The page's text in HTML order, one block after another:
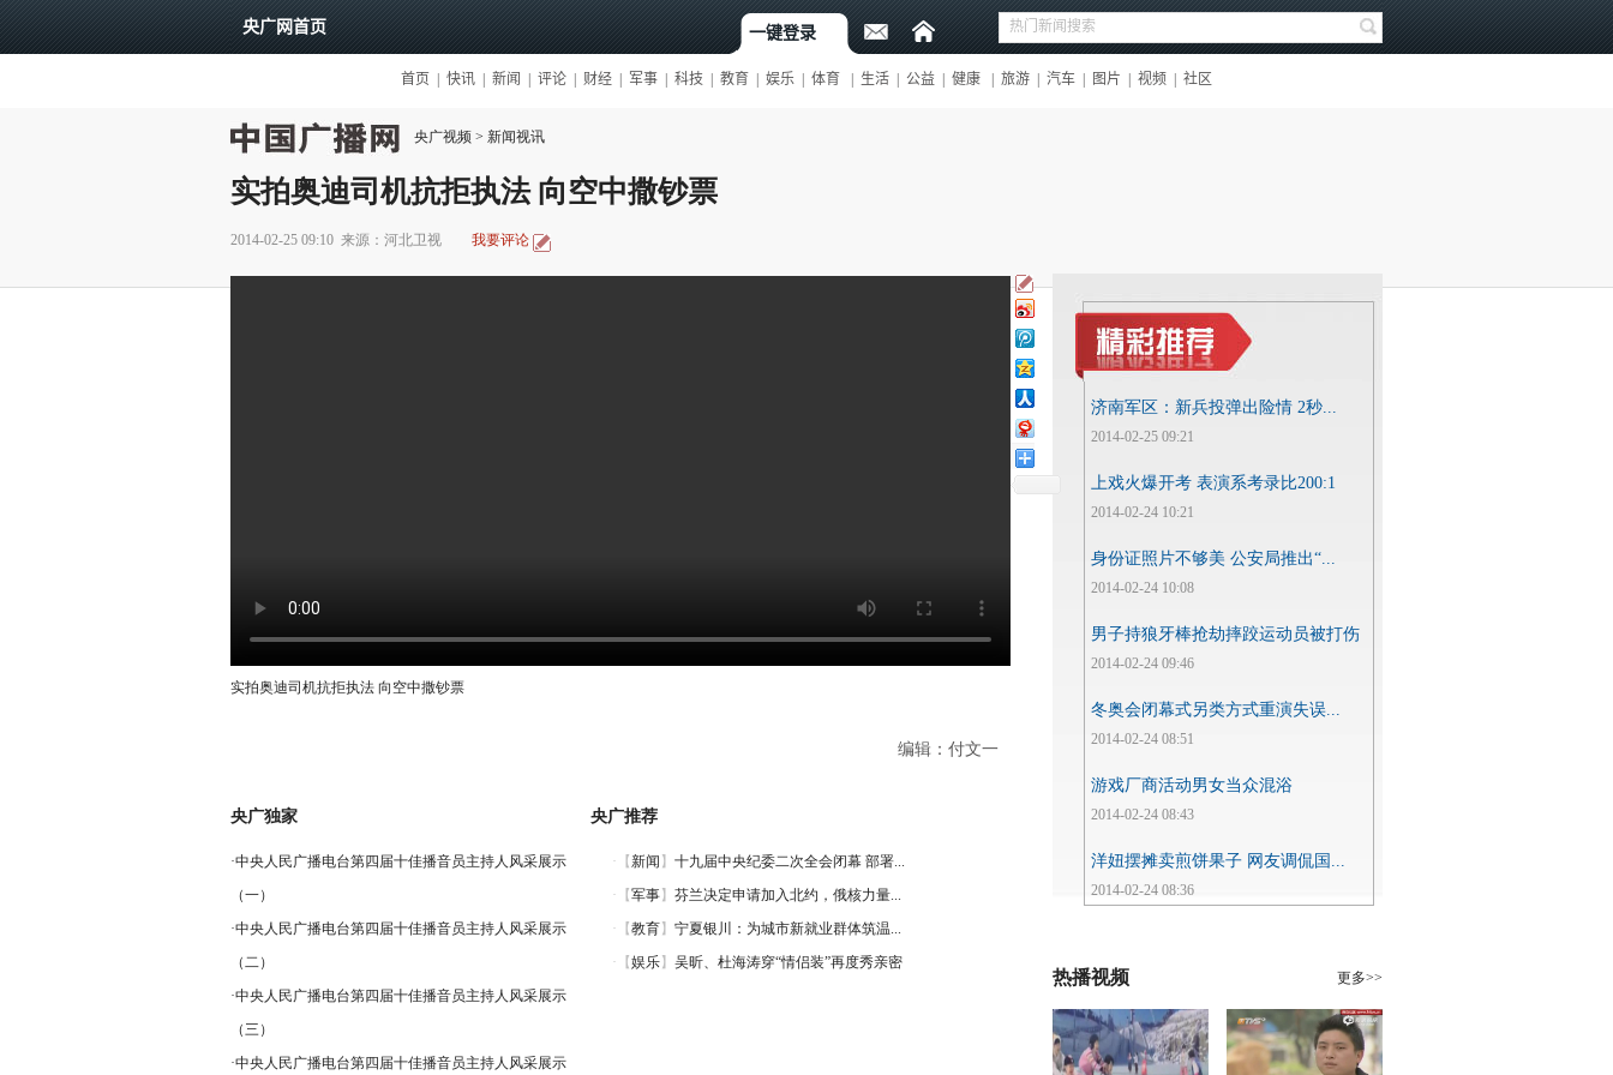
央广视频 > 新闻视讯
实拍奥迪司机抗拒执法 向空中撒钞票
2014-02-25 09:10 来源：河北卫视 我要评论
实拍奥迪司机抗拒执法 向空中撒钞票
编辑：付文一
央广独家
·中央人民广播电台第四届十佳播音员主持人风采展示
（一）
·中央人民广播电台第四届十佳播音员主持人风采展示
（二）
·中央人民广播电台第四届十佳播音员主持人风采展示
（三）
·中央人民广播电台第四届十佳播音员主持人风采展示
央广推荐
济南军区：新兵投弹出险情 2秒...
2014-02-25 09:21
上戏火爆开考 表演系考录比200:1
2014-02-24 10:21
身份证照片不够美 公安局推出“...
2014-02-24 10:08
男子持狼牙棒抢劫摔跤运动员被打伤
2014-02-24 09:46
冬奥会闭幕式另类方式重演失误...
2014-02-24 08:51
游戏厂商活动男女当众混浴
2014-02-24 08:43
洋妞摆摊卖煎饼果子 网友调侃国...
2014-02-24 08:36
热播视频 更多>>